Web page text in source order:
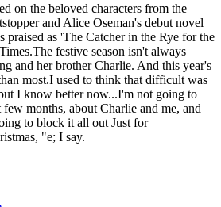
on the beloved characters from the
and Alice Oseman's debut novel
praised as 'The Catcher in the Rye for the
festive season isn't always
and her brother Charlie. And this year's
most.I used to think that difficult was
I know better now...I'm not going to
months, about Charlie and me, and
to block it all out Just for
"e; I say.